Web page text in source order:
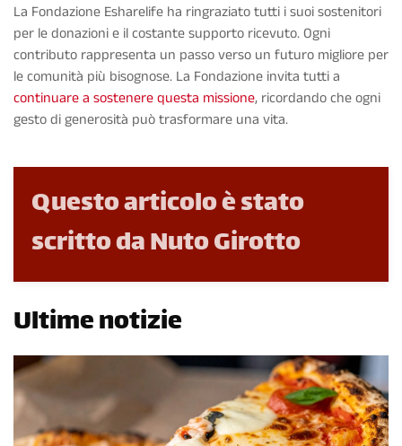
La Fondazione Esharelife ha ringraziato tutti i suoi sostenitori
per le donazioni e il costante supporto ricevuto. Ogni
contributo rappresenta un passo verso un futuro migliore per
le comunità più bisognose. La Fondazione invita tutti a
continuare a sostenere questa missione, ricordando che ogni
gesto di generosità può trasformare una vita.
Questo articolo è stato
scritto da Nuto Girotto
Ultime notizie